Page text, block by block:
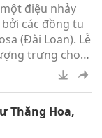
điệu nhảy
các đồng tu
(Đài Loan). Lễ
trưng cho
tu tu hành
khỏi những lo
Thăng Hoa,